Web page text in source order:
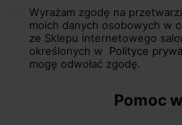
Wyrażam zgodę na
moich danych osobowych w
ze Sklepu internetowego
określonych w Polityce
mogę odwołać zgodę.
Pomoc